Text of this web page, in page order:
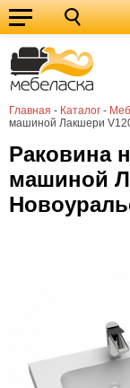
Главная - Каталог -
машиной Лакшери
Кухонные
гарнитуры
Мебель
для
кухни
Мебель
для
спальни
Кровати
Шкафы
Диваны
Мягкая
прихожей
Комоды
Раковина
машиной